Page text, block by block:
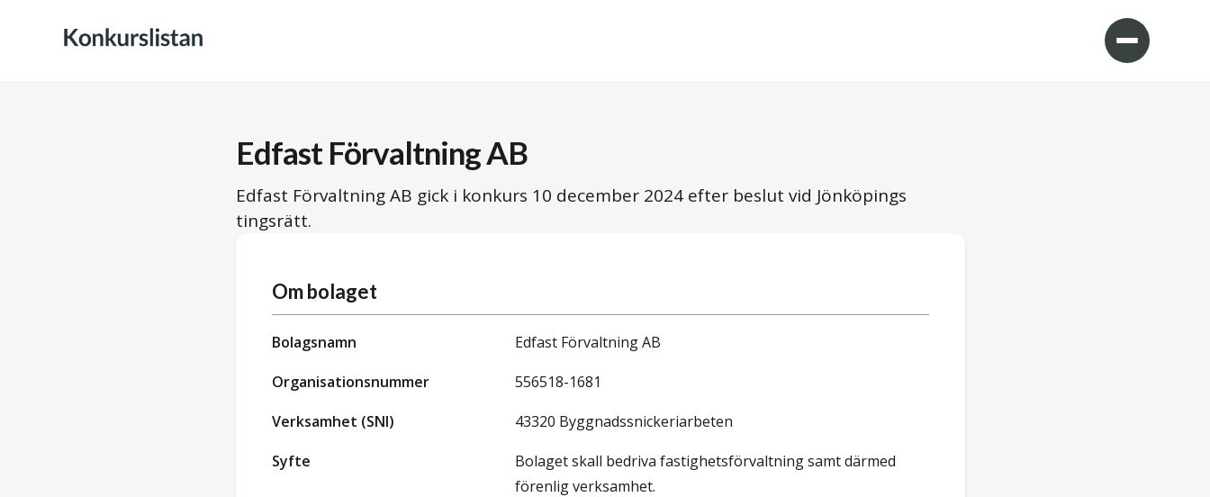
Edfast Förvaltning AB
Edfast Förvaltning AB gick i konkurs 10 december 2024 efter beslut vid Jönköpings
tingsrätt.
Om bolaget
Bolagsnamn
Edfast Förvaltning AB
Organisationsnummer
556518-1681
Verksamhet (SNI)
43320 Byggnadssnickeriarbeten
Syfte
Bolaget skall bedriva fastighetsförvaltning samt därmed
förenlig verksamhet.